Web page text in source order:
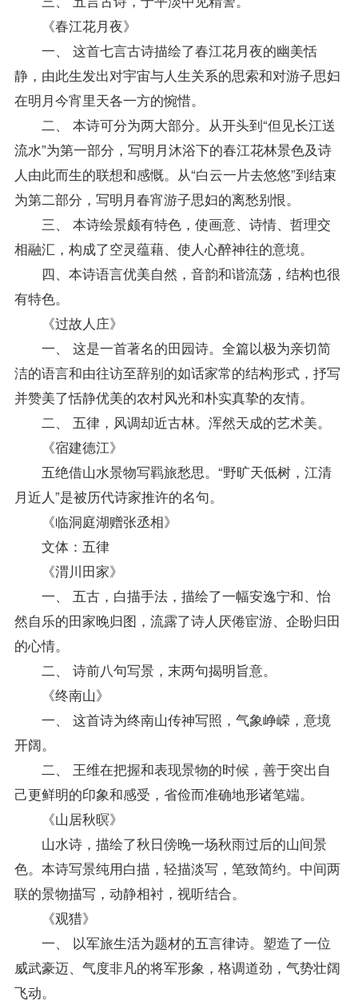
《春江花月夜》
一、 这首七言古诗描绘了春江花月夜的幽美恬
静，由此生发出对宇宙与人生关系的思索和对游子思妇
在明月今宵里天各一方的惋惜。
二、 本诗可分为两大部分。从开头到“但见长江送
流水”为第一部分，写明月沐浴下的春江花林景色及诗
人由此而生的联想和感慨。从“白云一片去悠悠”到结束
为第二部分，写明月春宵游子思妇的离愁别恨。
三、 本诗绘景颇有特色，使画意、诗情、哲理交
相融汇，构成了空灵蕴藉、使人心醉神往的意境。
四、本诗语言优美自然，音韵和谐流荡，结构也很
有特色。
《过故人庄》
一、 这是一首著名的田园诗。全篇以极为亲切简
洁的语言和由往访至辞别的如话家常的结构形式，抒写
并赞美了恬静优美的农村风光和朴实真挚的友情。
二、 五律，风调却近古林。浑然天成的艺术美。
《宿建德江》
五绝借山水景物写羁旅愁思。“野旷天低树，江清
月近人”是被历代诗家推许的名句。
《临洞庭湖赠张丞相》
文体：五律
《渭川田家》
一、 五古，白描手法，描绘了一幅安逸宁和、怡
然自乐的田家晚归图，流露了诗人厌倦宦游、企盼归田
的心情。
二、 诗前八句写景，末两句揭明旨意。
《终南山》
一、 这首诗为终南山传神写照，气象峥嵘，意境
开阔。
二、 王维在把握和表现景物的时候，善于突出自
己更鲜明的印象和感受，省俭而准确地形诸笔端。
《山居秋暝》
山水诗，描绘了秋日傍晚一场秋雨过后的山间景
色。本诗写景纯用白描，轻描淡写，笔致简约。中间两
联的景物描写，动静相衬，视听结合。
《观猎》
一、 以军旅生活为题材的五言律诗。塑造了一位
威武豪迈、气度非凡的将军形象，格调道劲，气势壮阔
飞动。